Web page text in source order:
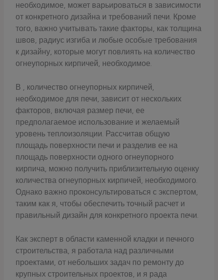
необходимое, может варьироваться в зависимости
от конкретного дизайна и требований печи. Кроме
того, важно учитывать такие факторы, как толщина
швов, радиус изгиба и любые особые требования
к дизайну, которые могут повлиять на количество
огнеупорных кирпичей, необходимое.
В , количество огнеупорных кирпичей,
необходимое для печи, зависит от нескольких
факторов, включая размер печи, ее
предполагаемое использование и желаемый
уровень теплоизоляции. Рассчитав общую
площадь поверхности печи и разделив ее на
площадь поверхности одного огнеупорного
кирпича, можно получить приблизительную оценку
количества огнеупорных кирпичей, необходимого.
Однако важно проконсультироваться с экспертом,
таким как я, чтобы обеспечить точный расчет и
правильный дизайн для конкретного проекта печи.
Как эксперт в области каменной кладки и печного
строительства, я работала над различными
проектами, от небольших задач по ремонту до
крупных строительных проектов, и я рада